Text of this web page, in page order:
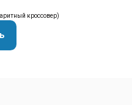
кроссовер)